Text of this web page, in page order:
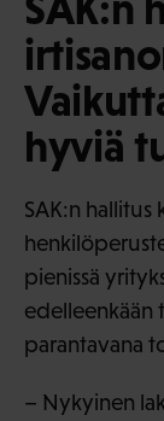
hyviä
SAK:n hallitus
pienissä
edelleenkään
parantavana
– Nykyinen